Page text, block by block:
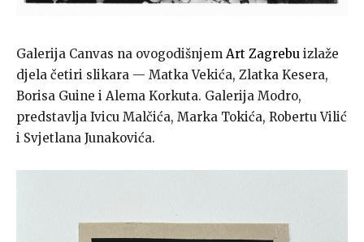
Galerija Canvas na ovogodišnjem Art Zagrebu izlaže
djela četiri slikara — Matka Vekića, Zlatka Kesera,
Borisa Guine i Alema Korkuta. Galerija Modro,
predstavlja Ivicu Malčića, Marka Tokića, Robertu Vilić
i Svjetlana Junakovića.